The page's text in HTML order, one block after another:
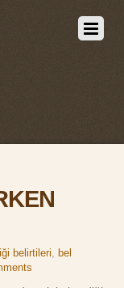
belirtileri, bel